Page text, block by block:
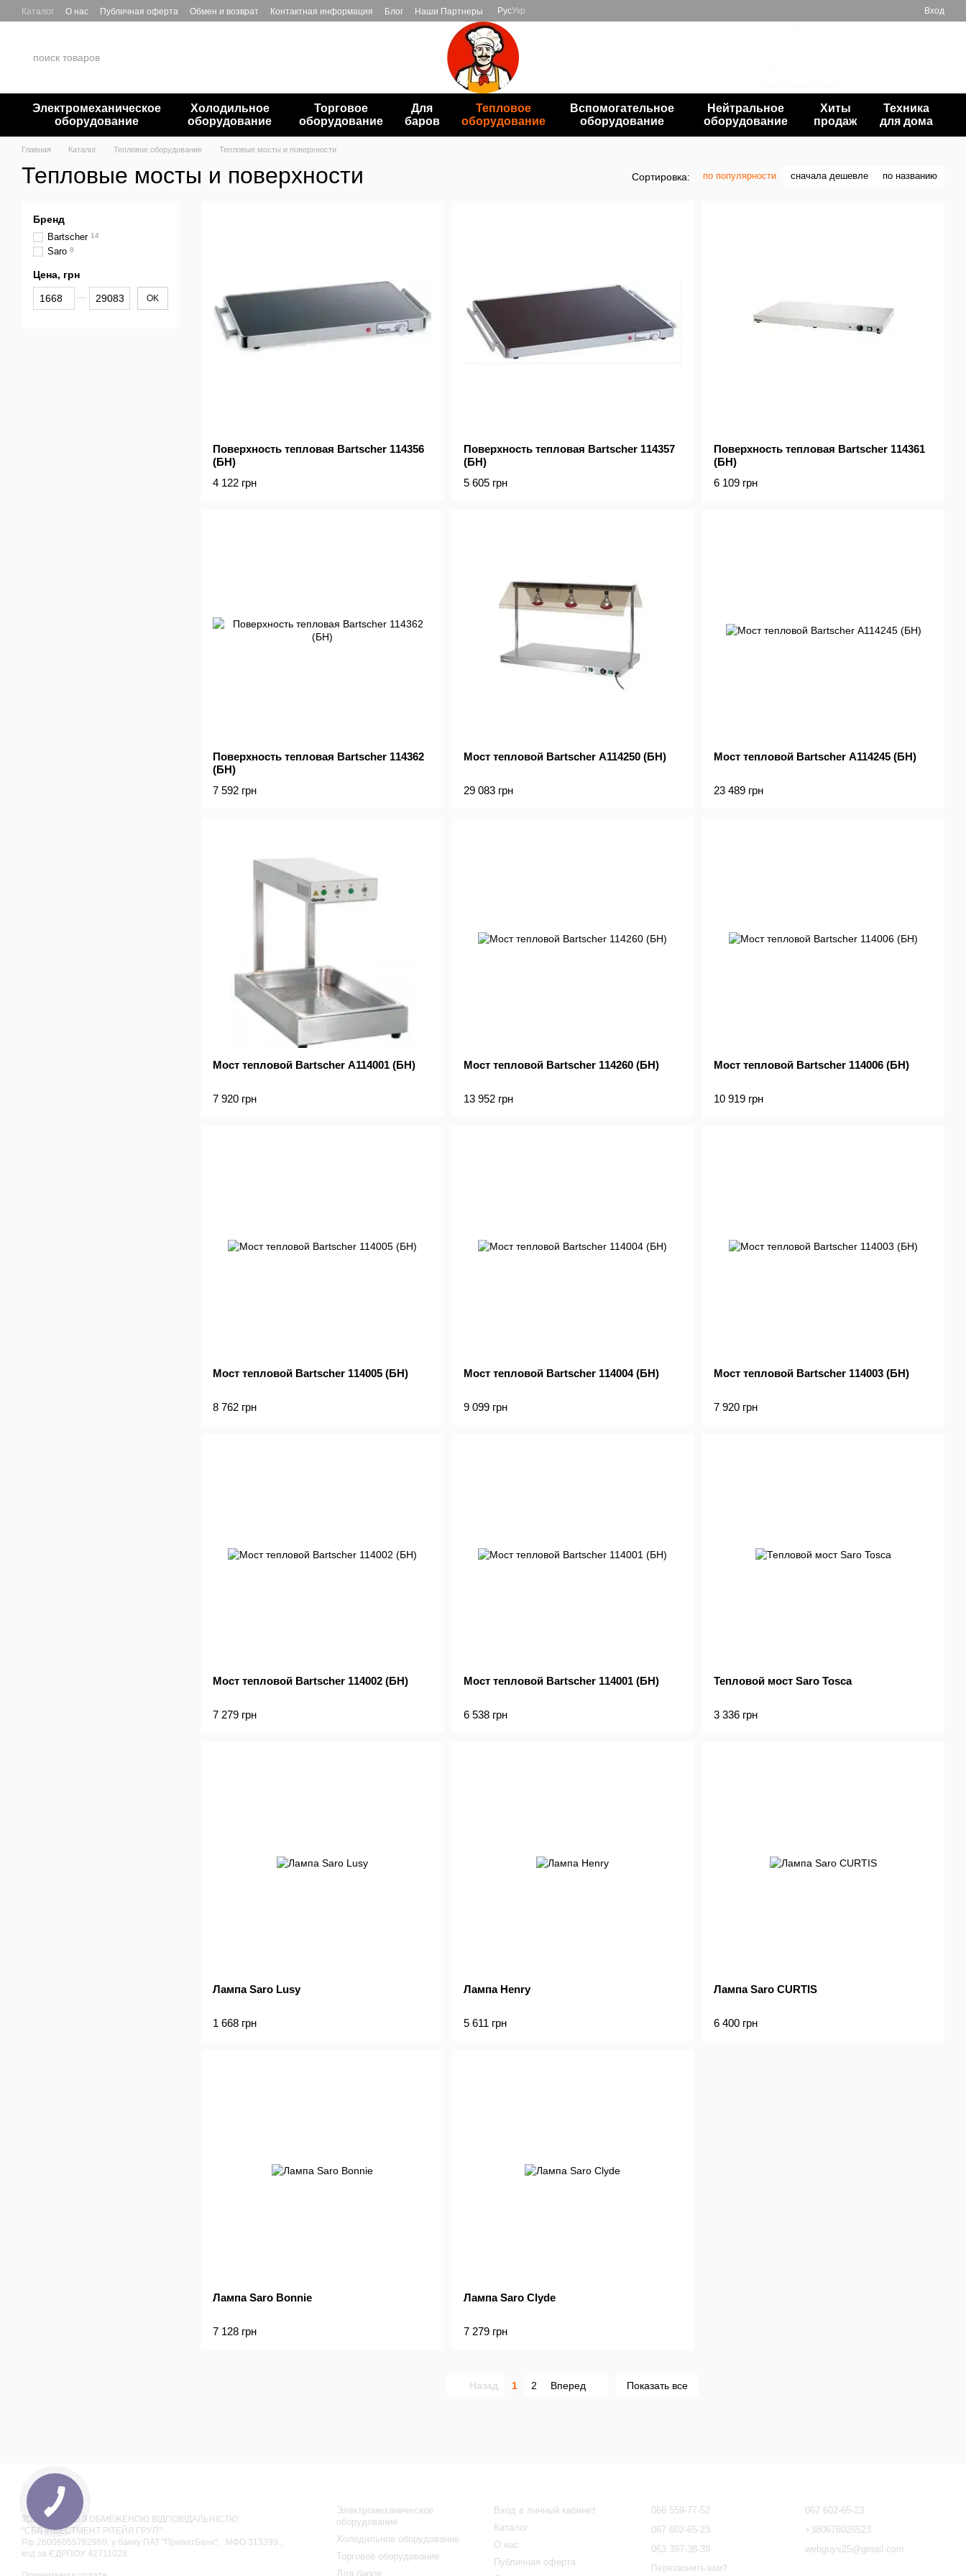
Перейти к основному контенту
Каталог О нас Публичная оферта Обмен и возврат Контактная информация Блог Наши Партнеры РусУкр Вход
Электромеханическое
оборудование
Холодильное
оборудование
Торговое
оборудование
Для
баров
Тепловое
оборудование
Вспомогательное
оборудование
Нейтральное
оборудование
Хиты
продаж
Техника
для дома
Главная Каталог Тепловое оборудование Тепловые мосты и поверхности
Тепловые мосты и поверхности Сортировка: по популярности сначала дешевле по названию
Поверхность тепловая Bartscher 114356
(БН)
4 122 грн
Поверхность тепловая Bartscher 114357
(БН)
5 605 грн
Поверхность тепловая Bartscher 114361
(БН)
6 109 грн
Поверхность тепловая Bartscher 114362
(БН)
7 592 грн
Мост тепловой Bartscher А114250 (БН)
29 083 грн
Мост тепловой Bartscher А114245 (БН)
23 489 грн
Мост тепловой Bartscher A114001 (БН)
7 920 грн
Мост тепловой Bartscher 114260 (БН)
13 952 грн
Мост тепловой Bartscher 114006 (БН)
10 919 грн
Мост тепловой Bartscher 114005 (БН)
8 762 грн
Мост тепловой Bartscher 114004 (БН)
9 099 грн
Мост тепловой Bartscher 114003 (БН)
7 920 грн
Мост тепловой Bartscher 114002 (БН)
7 279 грн
Мост тепловой Bartscher 114001 (БН)
6 538 грн
Тепловой мост Saro Tosca
3 336 грн
Лампа Saro Lusy
1 668 грн
Лампа Henry
5 611 грн
Лампа Saro CURTIS
6 400 грн
Лампа Saro Bonnie
7 128 грн
Лампа Saro Clyde
7 279 грн
Назад 1 2 Вперед Показать все
Бренд
Bartscher 14
Saro 8
Цена, грн
От Цена, грн
До Цена, грн OK
ТОВАРИСТВО З ОБМЕЖЕНОЮ ВІДПОВІДАЛЬНІСТЮ:
"СБЛ ІНВЕСТМЕНТ РІТЕЙЛ ГРУП"
Р/р 26006055762969, у банку ПАТ "ПриватБанк", МФО 313399.,
код за ЄДРПОУ 42711028
Электромеханическое
оборудование
Холодильное оборудование
Торговое оборудование
Для баров
Вход в личный кабинет
Каталог
О нас
Публичная оферта
066 559-77-52
067 602-65-23
063 397-38-39
Перезвонить вам?
067 602-65-23
+380676026523
webguys25@gmail.com